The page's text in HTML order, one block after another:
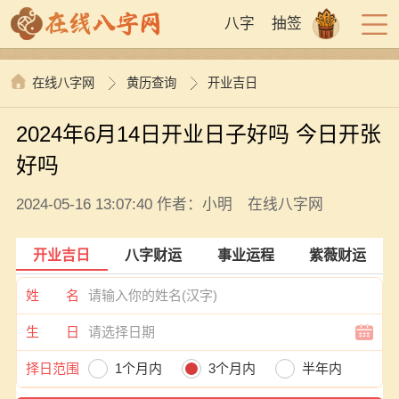
八字 抽签
在线八字网 黄历查询 开业吉日
2024年6月14日开业日子好吗 今日开张
好吗
2024-05-16 13:07:40 作者：小明 在线八字网
开业吉日 八字财运 事业运程 紫薇财运
姓 名
生 日
择日范围 1个月内 3个月内 半年内